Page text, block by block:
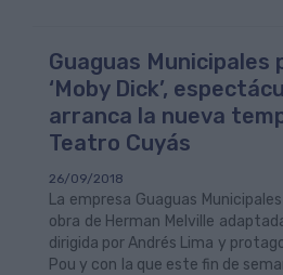
Guaguas Municipales
‘Moby Dick’,
arranca la nueva
Teatro Cuyás
26/09/2018
La empresa Guaguas
obra de Herman Melville
dirigida por Andrés Lima y
Pou y con la que este fin de